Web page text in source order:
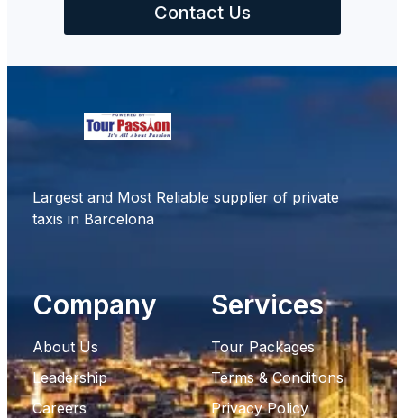
Contact Us
Largest and Most Reliable supplier of private
taxis in Barcelona
Company
About Us
Leadership
Careers
Services
Tour Packages
Terms & Conditions
Privacy Policy